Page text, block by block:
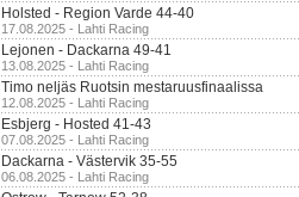
Holsted - Region Varde 44-40
17.08.2025 - Lahti Racing
Lejonen - Dackarna 49-41
13.08.2025 - Lahti Racing
Timo neljäs Ruotsin mestaruusfinaalissa
12.08.2025 - Lahti Racing
Esbjerg - Hosted 41-43
07.08.2025 - Lahti Racing
Dackarna - Västervik 35-55
06.08.2025 - Lahti Racing